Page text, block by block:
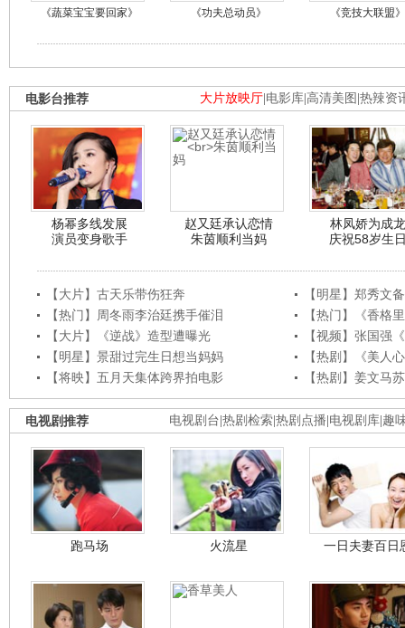
《蔬菜宝宝要回家》 《功夫总动员》 《竞技大联盟》
大片放映厅 电影库 高清美图 热辣资
电影台推荐
杨幂多线发展
演员变身歌手
赵又廷承认恋情
朱茵顺利当妈
林凤娇为成龙
庆祝58岁生
【大片】古天乐带伤狂奔
【明星】郑秀文
【热门】周冬雨李治廷携手催泪
【热门】《香格
【大片】《逆战》造型遭曝光
【视频】张国强
【明星】景甜过完生日想当妈妈
【热剧】《美人
【将映】五月天集体跨界拍电影
【热剧】姜文马
电视剧台 热剧检索 热剧点播 电视剧库 趣
电视剧推荐
跑马场 火流星 一日夫妻百日